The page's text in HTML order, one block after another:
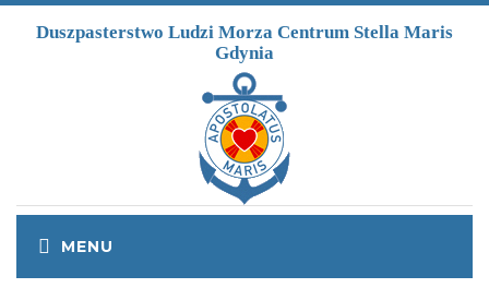
Duszpasterstwo Ludzi Morza Centrum Stella Maris
Gdynia